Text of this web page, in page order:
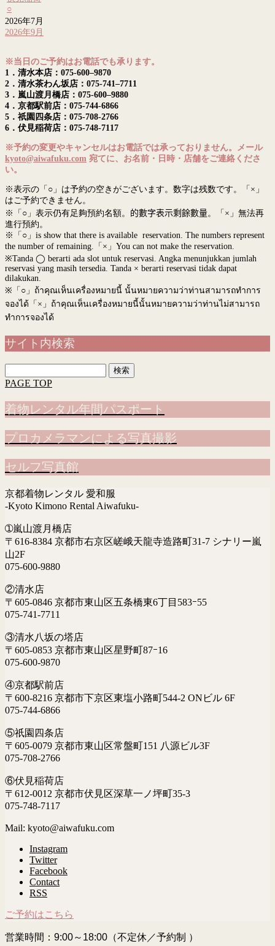
○
2026年7月
2026年9月
※当日のご予約はお電話でも承ります。
1．清水本店：075-600–9870
2．清水茶わん坂店：075-741–7711
3．嵐山渡月橋店：075-600–9880
4．京都駅前店：075-744-6866
5．祇園四条店：075-708-2766
6．伏見稲荷店：075-748-7117
※予約の変更やキャンセルはお電話では承っておりません。メール
kyoto@aiwafuku.com 宛てに、お名前・日時・店舗をご連絡くださ
い。
※表示の「○」は予約の空きがございます。数字は残数です。「×」
はご予約できません。
※「○」表示仍有足夠預約名額。 的數字表示剩餘數量。「×」無法再
進行預約。
※「○」is show that there is available reservation. The numbers represent
the number of remaining.「×」You can not make the reservation.
※Tanda ◯ berarti ada slot untuk reservasi. Angka menunjukkan jumlah
reservasi yang masih tersedia. Tanda × berarti reservasi tidak dapat
dilakukan.
※ 「○」ถ้าคุณเห็นเครื่องหมายนี้ นั้นหมายความว่าท่านสามารถทำการ
จองได้「×」ถ้าคุณเห็นเครื่องหมายนี้นั้นหมายความว่าท่านไม่สามารถ
ทำการจองได้
サイト内検索
索:
PAGE TOP
着物レンタル年間パスポート
プロカメラマンによる写真撮影
セルフ写真館
京都着物レンタル 愛和服
-Kyoto Kimono Rental Aiwafuku-
➀嵐山渡月橋店
〒616-8384 京都市右京区嵯峨天龍寺造路町31-7 シナリー嵐
山2F
075-600-9880
②清水店
〒605-0846 京都市東山区五条橋東6丁目583ｰ55
075-741-7711
③清水八坂の塔店
〒605-0853 京都市東山区星野町87ｰ16
075-600-9870
④京都駅前店
〒600-8216 京都市下京区東塩小路町544-2 ONビル 6F
075-744-6866
⑤祇園四条店
〒605-0079 京都市東山区常盤町151 八源ビル3F
075-708-2766
⑥伏見稲荷店
〒612-0012 京都市伏見区深草一ノ坪町35-3
075-748-7117
Mail: kyoto@aiwafuku.com
Instagram
Twitter
Facebook
Contact
RSS
ご予約はこちら
営業時間：9:00～18:00（不定休／予約制 ）